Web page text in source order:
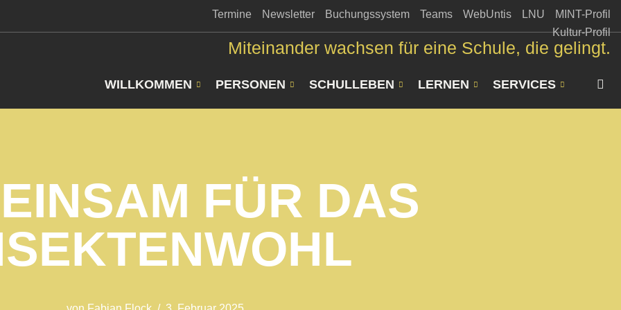
Termine Newsletter Buchungssystem Teams WebUntis LNU
MINT-Profil
Kultur-Profil
Miteinander wachsen für eine Schule, die gelingt.
WILLKOMMEN PERSONEN SCHULLEBEN LERNEN SERVICES
FÜR DAS